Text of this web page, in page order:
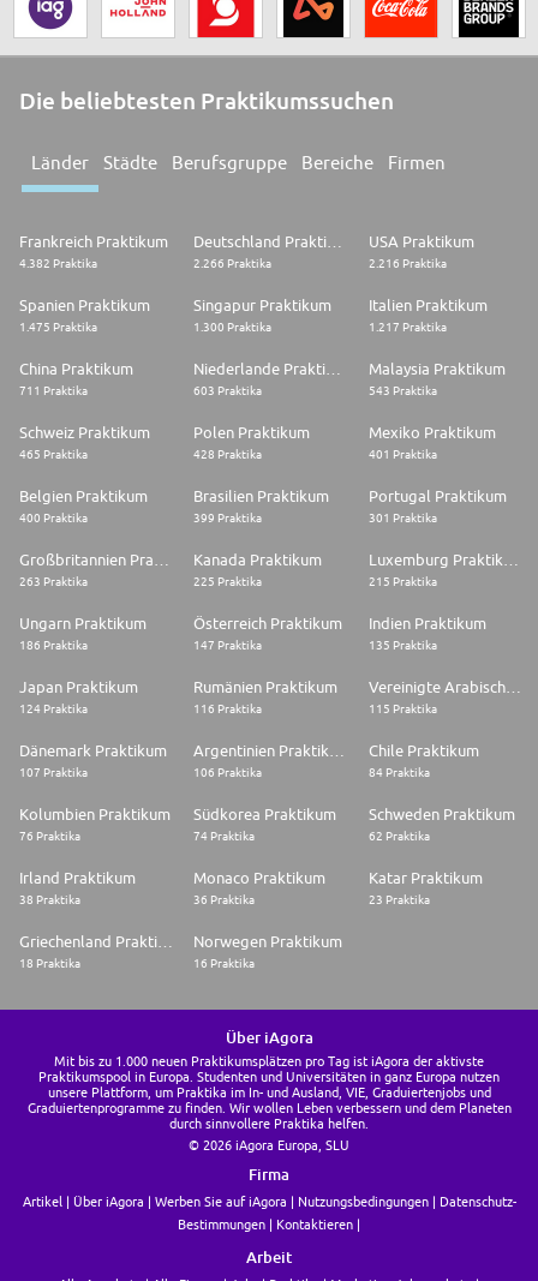
Die beliebtesten Praktikumssuchen
Länder Städte Berufsgruppe Bereiche Firmen
Frankreich Praktikum
4.382 Praktika 2.266 Praktika
USA Praktikum
2.216 Praktika
Spanien Praktikum
1.475 Praktika
Singapur Praktikum
1.300 Praktika
Italien Praktikum
1.217 Praktika
China Praktikum
711 Praktika 603 Praktika
Malaysia Praktikum
543 Praktika
Schweiz Praktikum
465 Praktika
Polen Praktikum
428 Praktika
Mexiko Praktikum
401 Praktika
Belgien Praktikum
400 Praktika
Brasilien Praktikum
399 Praktika
Portugal Praktikum
301 Praktika
263 Praktika
Kanada Praktikum
225 Praktika 215 Praktika
Ungarn Praktikum
186 Praktika
Österreich Praktikum
147 Praktika
Indien Praktikum
135 Praktika
Japan Praktikum
124 Praktika
Rumänien Praktikum
116 Praktika
Vereinigte Arabische Emirate Praktikum
115 Praktika
Dänemark Praktikum
107 Praktika 106 Praktika
Chile Praktikum
84 Praktika
Kolumbien Praktikum
76 Praktika
Südkorea Praktikum
74 Praktika
Schweden Praktikum
62 Praktika
Irland Praktikum
38 Praktika
Monaco Praktikum
36 Praktika
Katar Praktikum
23 Praktika
18 Praktika
Norwegen Praktikum
16 Praktika
Über iAgora
Mit bis zu 1.000 neuen Praktikumsplätzen pro Tag ist iAgora der aktivste
Praktikumspool in Europa. Studenten und Universitäten in ganz Europa nutzen
unsere Plattform, um Praktika im In- und Ausland, VIE, Graduiertenjobs und
Graduiertenprogramme zu finden. Wir wollen Leben verbessern und dem Planeten
durch sinnvollere Praktika helfen.
© 2026 iAgora Europa, SLU
Firma
Artikel Über iAgora Werben Sie auf iAgora Nutzungsbedingungen
Datenschutz-
Bestimmungen
Kontaktieren
Arbeit